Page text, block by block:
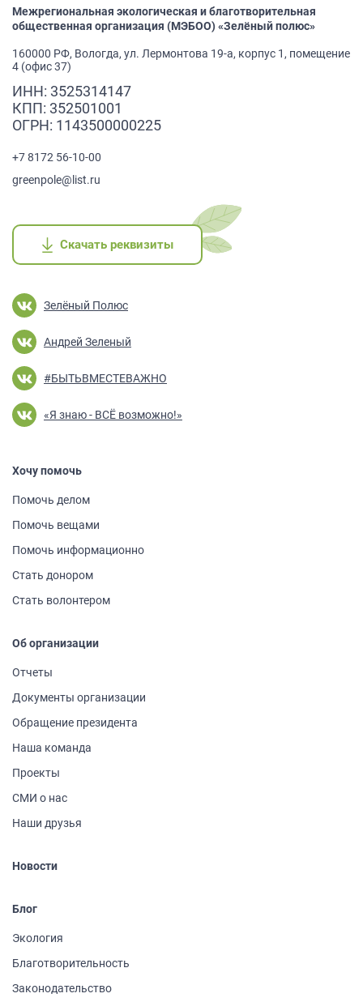
Зелёный Полюс
Андрей Зеленый
#БЫТЬВМЕСТЕВАЖНО
«Я знаю - ВСЁ возможно!»
Хочу помочь
Помочь делом
Помочь вещами
Помочь информа­ционно
Стать донором
Стать волонтером
Об организации
Отчеты
Документы организации
Обращение президента
Наша команда
Проекты
СМИ о нас
Наши друзья
Новости
Блог
Экология
Благотворительность
Законодательство
Межрегиональная экологическая и благотворительная
общественная организация (МЭБОО) «Зелёный полюс»
160000 РФ, Вологда, ул. Лермонтова 19-а, корпус 1, помещение
4 (офис 37)
ИНН: 3525314147
КПП: 352501001
ОГРН: 1143500000225
+7 8172 56-10-00
greenpole@list.ru
Скачать реквизиты
Скачать реквизиты
Скачать реквизиты
Скачать реквизиты
Скачать реквизиты